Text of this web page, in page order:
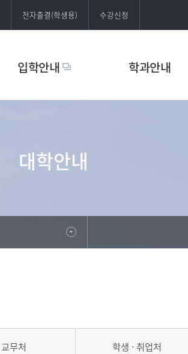
전자출결(학생용) 수강신청
입학안내 학과안내
대학안내
교무처 학생 · 취업처